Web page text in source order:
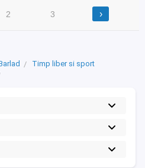
2 3 ›
Timp liber si sport